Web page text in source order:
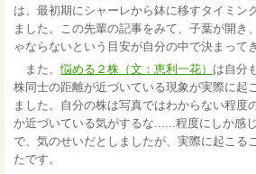
は、最初期にシャーレから鉢に移すタイミン
ました。この先輩の記事をみて、子葉が開き
ゃならないという目安が自分の中で決まって
また、悩める２株（文：恵利一花） は自分
株同士の距離が近づいている現象が実際に起
ました。自分の株は写真ではわからない程度
か近づいている気がするな......程度にしか感
で、気のせいだとしましたが、実際に起こる
たです。